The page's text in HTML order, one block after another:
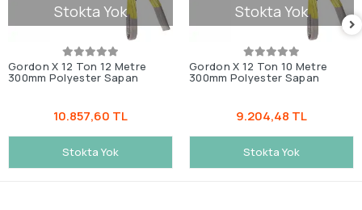
Stokta Yok
Gordon X 12 Ton 12 Metre
300mm Polyester Sapan
10.857,60 TL
Stokta Yok
Stokta Yok
Gordon X 12 Ton 10 Metre
300mm Polyester Sapan
9.204,48 TL
Stokta Yok